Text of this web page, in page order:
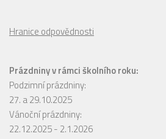
Hranice odpovědnosti
Prázdniny v rámci školního roku:
Podzimní prázdniny:
27. a 29.10.2025
Vánoční prázdniny:
22.12.2025 - 2.1.2026